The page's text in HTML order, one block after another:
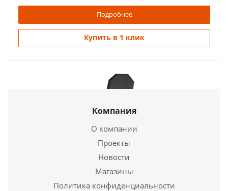
Подробнее
Купить в 1 клик
Печь-Камин ВЕЗУВИЙ ПК-05 Призматик с плитой
Талькохлорит
Компания
О компании
Проекты
Новости
Магазины
Политика конфиденциальности